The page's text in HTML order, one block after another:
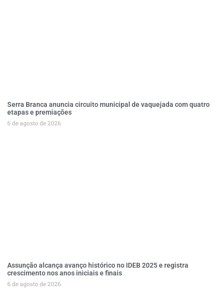
Serra Branca anuncia circuito municipal de vaquejada com quatro
etapas e premiações
6 de agosto de 2026
Assunção alcança avanço histórico no IDEB 2025 e registra
crescimento nos anos iniciais e finais
6 de agosto de 2026